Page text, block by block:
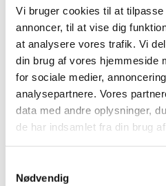
Vi bruger cookies til at
annoncer, til at vise dig
at analysere vores trafik. Vi
din brug af vores hjemmeside
for sociale medier,
analysepartnere. Vores
data med andre oplysninger,
de har indsamlet fra din brug
Nødvendig